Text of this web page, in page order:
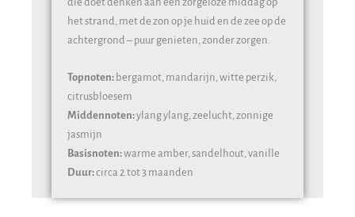
het strand, met de zon op je huid en de zee op de
achtergrond – puur genieten, zonder zorgen.
Topnoten: bergamot, mandarijn, witte perzik,
citrusbloesem
Middennoten:ylang ylang, zeelucht, zonnige
jasmijn
Basisnoten:warme amber, sandelhout, vanille
Duur:circa 2 tot 3 maanden